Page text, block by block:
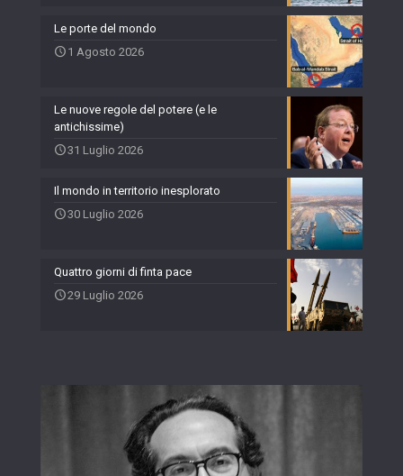
Le porte del mondo
1 Agosto 2026
Le nuove regole del potere (e le
antichissime)
31 Luglio 2026
Il mondo in territorio inesplorato
30 Luglio 2026
Quattro giorni di finta pace
29 Luglio 2026